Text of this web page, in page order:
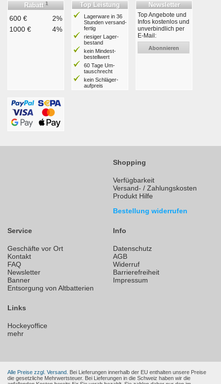
Rabatt 1
600 €
2%
1000 €
4%
Top Leistung
Lagerware in 36
Stunden ver­sand­
fertig
riesiger Lager­
bestand
kein Mindest­
bestell­wert
60 Tage Um­
tausch­recht
kein Schläger­
aufpreis
Newsletter
Top Angebote und
Infos kostenlos und
unverbindlich per
E-Mail:
Abonnieren
Shopping
Verfügbarkeit
Versand- / Zahlungskosten
Produkt Hilfe
Bestellung widerrufen
Service
Geschäfte vor Ort
Kontakt
FAQ
Newsletter
Banner
Entsorgung von Altbatterien
Info
Datenschutz
AGB
Widerruf
Barrierefreiheit
Impressum
Links
Hockeyoffice
mehr
Alle Preise zzgl. Versand. Bei Lieferungen innerhalb der EU enthalten unsere Preise
die gesetzliche Mehrwertsteuer. Bei Lieferungen in die Schweiz haben wir die